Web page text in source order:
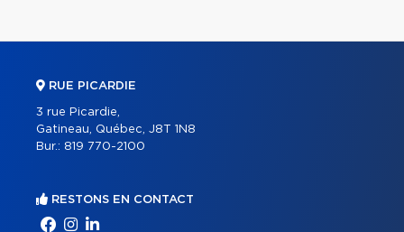
RUE PICARDIE
3 rue Picardie,
Gatineau, Québec, J8T 1N8
Bur.: 819 770-2100
RESTONS EN CONTACT